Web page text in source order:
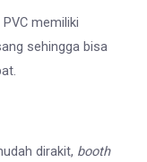
memiliki
sehingga bisa
dirakit, booth